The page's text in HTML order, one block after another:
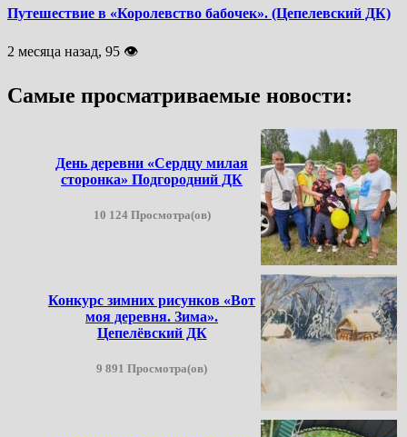
Путешествие в «Королевство бабочек». (Цепелевский ДК)
2 месяца назад, 95 👁
Самые просматриваемые новости:
День деревни «Сердцу милая
сторонка» Подгородний ДК
10 124 Просмотра(ов)
Конкурс зимних рисунков «Вот
моя деревня. Зима».
Цепелёвский ДК
9 891 Просмотра(ов)